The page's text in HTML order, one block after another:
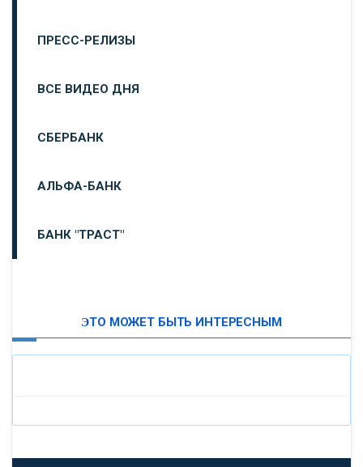
ПРЕСС-РЕЛИЗЫ
ВСЕ ВИДЕО ДНЯ
СБЕРБАНК
АЛЬФА-БАНК
БАНК "ТРАСТ"
«БАНК САНКТ-ПЕТЕРБУРГ»
ЭТО МОЖЕТ БЫТЬ ИНТЕРЕСНЫМ